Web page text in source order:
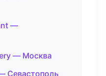
—
— Москва
Севастополь